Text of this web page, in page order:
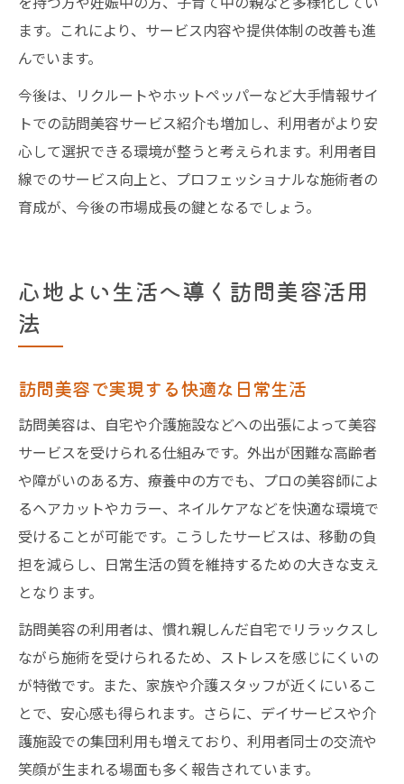
ます。これにより、サービス内容や提供体制の改善も進
んでいます。
今後は、リクルートやホットペッパーなど大手情報サイ
トでの訪問美容サービス紹介も増加し、利用者がより安
心して選択できる環境が整うと考えられます。利用者目
線でのサービス向上と、プロフェッショナルな施術者の
育成が、今後の市場成長の鍵となるでしょう。
心地よい生活へ導く訪問美容活用
法
訪問美容で実現する快適な日常生活
訪問美容は、自宅や介護施設などへの出張によって美容
サービスを受けられる仕組みです。外出が困難な高齢者
や障がいのある方、療養中の方でも、プロの美容師によ
るヘアカットやカラー、ネイルケアなどを快適な環境で
受けることが可能です。こうしたサービスは、移動の負
担を減らし、日常生活の質を維持するための大きな支え
となります。
訪問美容の利用者は、慣れ親しんだ自宅でリラックスし
ながら施術を受けられるため、ストレスを感じにくいの
が特徴です。また、家族や介護スタッフが近くにいるこ
とで、安心感も得られます。さらに、デイサービスや介
護施設での集団利用も増えており、利用者同士の交流や
笑顔が生まれる場面も多く報告されています。